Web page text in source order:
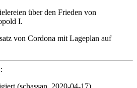
über den Frieden von
I.
von Cordona mit Lageplan auf
(schassan, 2020-04-17)